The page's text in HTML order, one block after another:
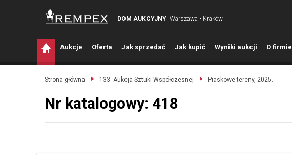
DOM AUKCYJNY Warszawa • Kraków
Aukcje Oferta Jak sprzedać Jak kupić Wyniki aukcji O firmie
Strona główna 133. Aukcja Sztuki Współczesnej Piaskowe tereny, 2025.
Nr katalogowy: 418